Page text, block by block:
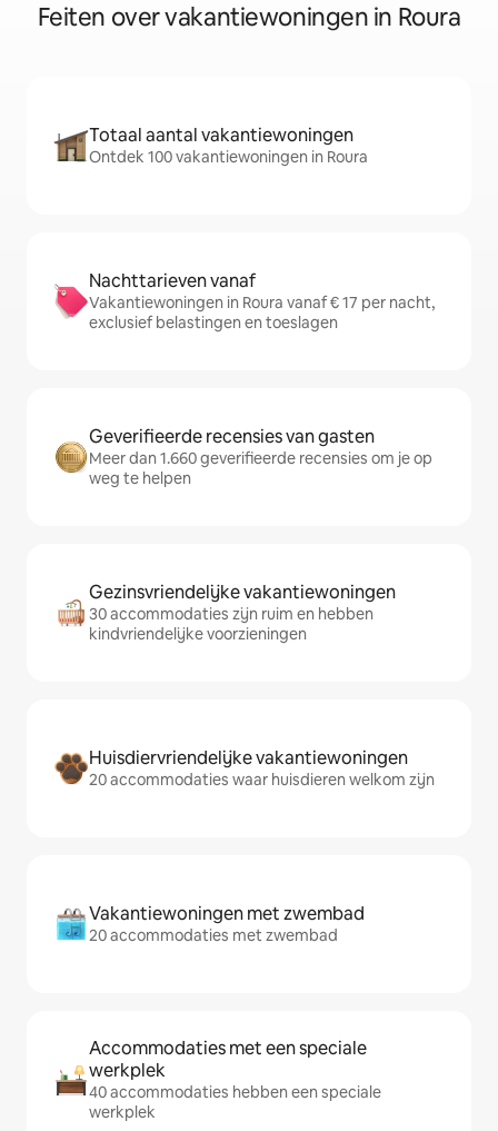
Feiten over vakantiewoningen in Roura
Totaal aantal vakantiewoningen
Ontdek 100 vakantiewoningen in Roura
Nachttarieven vanaf
Vakantiewoningen in Roura vanaf € 17 per nacht,
exclusief belastingen en toeslagen
Geverifieerde recensies van gasten
Meer dan 1.660 geverifieerde recensies om je op
weg te helpen
Gezinsvriendelijke vakantiewoningen
30 accommodaties zijn ruim en hebben
kindvriendelijke voorzieningen
Huisdiervriendelijke vakantiewoningen
20 accommodaties waar huisdieren welkom zijn
Vakantiewoningen met zwembad
20 accommodaties met zwembad
Accommodaties met een speciale
werkplek
40 accommodaties hebben een speciale
werkplek